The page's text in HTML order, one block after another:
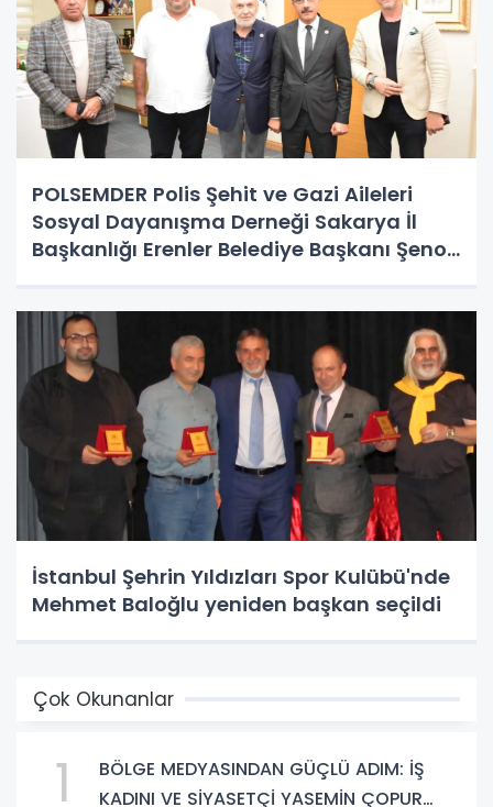
POLSEMDER Polis Şehit ve Gazi Aileleri
Sosyal Dayanışma Derneği Sakarya İl
Başkanlığı Erenler Belediye Başkanı Şenol
İstanbul Şehrin Yıldızları Spor Kulübü'nde
Mehmet Baloğlu yeniden başkan seçildi
Çok Okunanlar
1
BÖLGE MEDYASINDAN GÜÇLÜ ADIM: İŞ
KADINI VE SİYASETÇİ YASEMİN ÇOPUR